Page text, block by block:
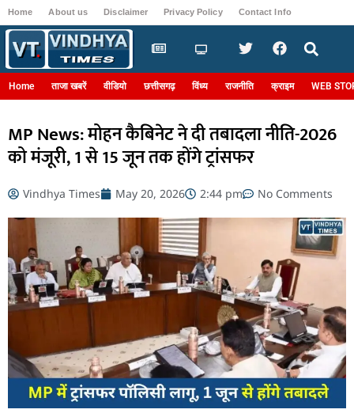
Home About us Disclaimer Privacy Policy Contact Info
Home ताजा खबरें वीडियो छत्तीसगढ़ विंध्य राजनीति क्राइम WEB
MP News: मोहन कैबिनेट ने दी तबादला नीति-2026
को मंजूरी, 1 से 15 जून तक होंगे ट्रांसफर
Vindhya Times May 20, 2026 2:44 pm No Comments